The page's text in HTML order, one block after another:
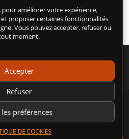
améliorer votre expérience,
et proposer certaines fonctionnalités
Vous pouvez accepter, refuser ou
moment.
Accepter
Refuser
préférences
DE COOKIES
D’UTILISATION (CGU)
VENTE (CGV)
DE CONFIDENTIALITÉ